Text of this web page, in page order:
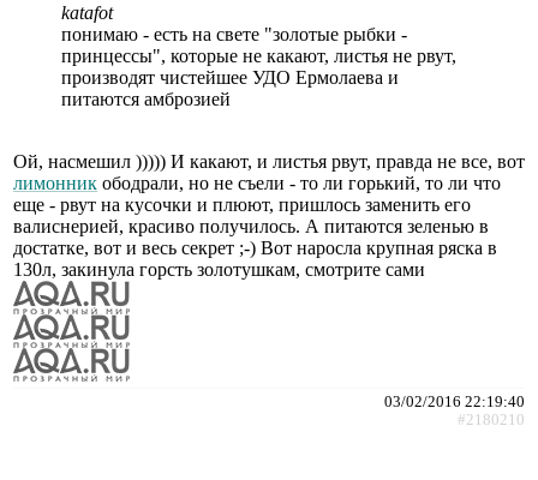
katafot
понимаю - есть на свете "золотые рыбки -
принцессы", которые не какают, листья не рвут,
производят чистейшее УДО Ермолаева и
питаются амброзией
Ой, насмешил ))))) И какают, и листья рвут, правда не все, вот
лимонник ободрали, но не съели - то ли горький, то ли что
еще - рвут на кусочки и плюют, пришлось заменить его
валиснерией, красиво получилось. А питаются зеленью в
достатке, вот и весь секрет ;-) Вот наросла крупная ряска в
130л, закинула горсть золотушкам, смотрите сами
03/02/2016 22:19:40
#2180210